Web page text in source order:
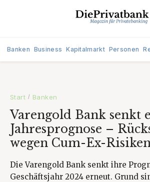
Banken Business Kapitalmarkt Personen
Start / Banken
Varengold Bank senkt
Jahresprognose –
wegen Cum-Ex-
Die Varengold Bank senkt ihre
Geschäftsjahr 2024 erneut. Grund